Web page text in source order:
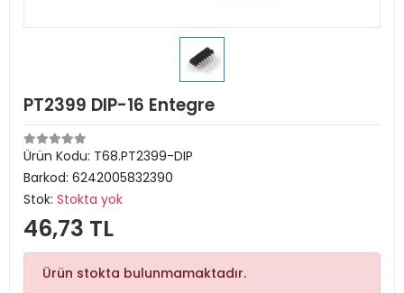
PT2399 DIP-16 Entegre
Ürün Kodu: T68.PT2399-DIP
Barkod: 6242005832390
Stok: Stokta yok
46,73 TL
Ürün stokta bulunmamaktadır.